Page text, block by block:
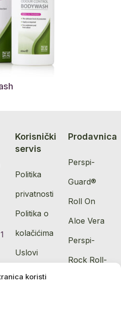
koristi
Korisnički
servis
Politika
privatnosti
Politika o
kolačićima
Uslovi
korišćenja
Prodavnica
Perspi-
Guard®
Roll On
Aloe Vera
Perspi-
Rock Roll-